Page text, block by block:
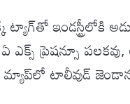
ట్యాగ్‌తో ఇండస్ట్రీలోకి
ఎక్స్ ప్రెషన్సూ
మ్యాప్‌లో టాలీవుడ్